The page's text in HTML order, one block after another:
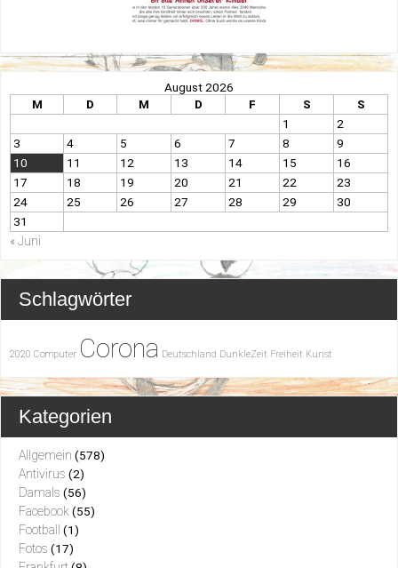
August 2026
M
D M D F S
S
1
2
3
4 5 6 7 8
9
10
11 12 13 14 15
16
17
18 19 20 21 22
23
24
25 26 27 28 29
30
31
« Juni
Schlagwörter
2020 Computer Corona Deutschland DunkleZeit Freiheit Kunst
Kategorien
Allgemein (578)
Antivirus (2)
Damals (56)
Facebook (55)
Football (1)
Fotos (17)